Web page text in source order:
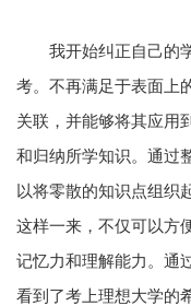
我开始纠正自己的
考。不再满足于表面上
关联，并能够将其应用
和归纳所学知识。通过
以将零散的知识点组织
这样一来，不仅可以方
记忆力和理解能力。通
看到了考上理想大学的